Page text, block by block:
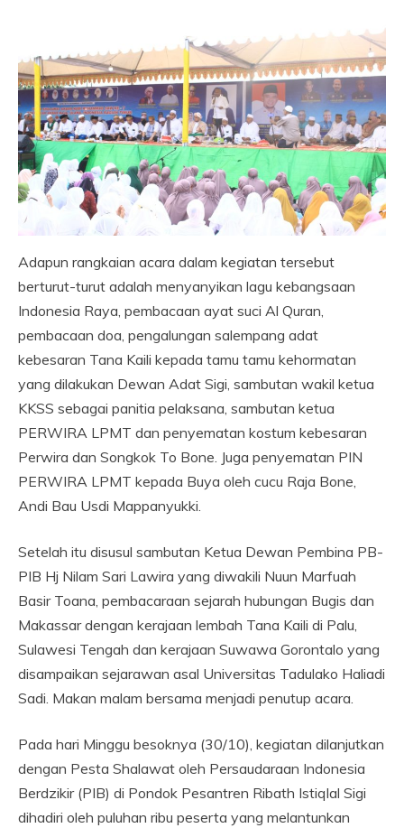
Adapun rangkaian acara dalam kegiatan tersebut
berturut-turut adalah menyanyikan lagu kebangsaan
Indonesia Raya, pembacaan ayat suci Al Quran,
pembacaan doa, pengalungan salempang adat
kebesaran Tana Kaili kepada tamu tamu kehormatan
yang dilakukan Dewan Adat Sigi, sambutan wakil ketua
KKSS sebagai panitia pelaksana, sambutan ketua
PERWIRA LPMT dan penyematan kostum kebesaran
Perwira dan Songkok To Bone. Juga penyematan PIN
PERWIRA LPMT kepada Buya oleh cucu Raja Bone,
Andi Bau Usdi Mappanyukki.
Setelah itu disusul sambutan Ketua Dewan Pembina PB-
PIB Hj Nilam Sari Lawira yang diwakili Nuun Marfuah
Basir Toana, pembacaraan sejarah hubungan Bugis dan
Makassar dengan kerajaan lembah Tana Kaili di Palu,
Sulawesi Tengah dan kerajaan Suwawa Gorontalo yang
disampaikan sejarawan asal Universitas Tadulako Haliadi
Sadi. Makan malam bersama menjadi penutup acara.
Pada hari Minggu besoknya (30/10), kegiatan dilanjutkan
dengan Pesta Shalawat oleh Persaudaraan Indonesia
Berdzikir (PIB) di Pondok Pesantren Ribath Istiqlal Sigi
dihadiri oleh puluhan ribu peserta yang melantunkan